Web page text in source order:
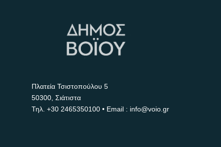
Πλατεία Τσιστοπούλου 5
50300, Σιάτιστα
Τηλ. +30 2465350100 • Email : info@voio.gr